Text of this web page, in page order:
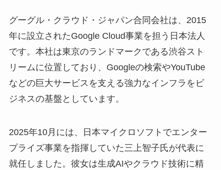
グーグル・クラウド・ジャパン合同会社は、2015
年に設立されたGoogle Cloud事業を担う日本法人
です。本社は東京のランドマークである渋谷スト
リームに位置しており、Googleの検索やYouTube
などの巨大サービスを支える強力なインフラをビ
ジネスの基盤としています。
2025年10月には、日本マイクロソフトでエンター
プライズ事業を指揮していた三上智子氏が代表に
就任しました。彼女は生成AIやクラウド技術に精